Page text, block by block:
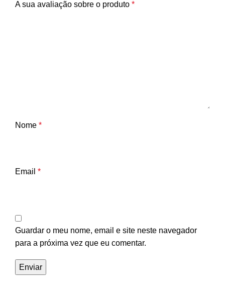
A sua avaliação sobre o produto *
Nome *
Email *
Guardar o meu nome, email e site neste navegador
para a próxima vez que eu comentar.